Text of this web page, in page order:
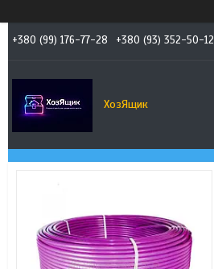
+380 (99) 176-77-28 +380 (93) 352-50-12
ХозЯщик